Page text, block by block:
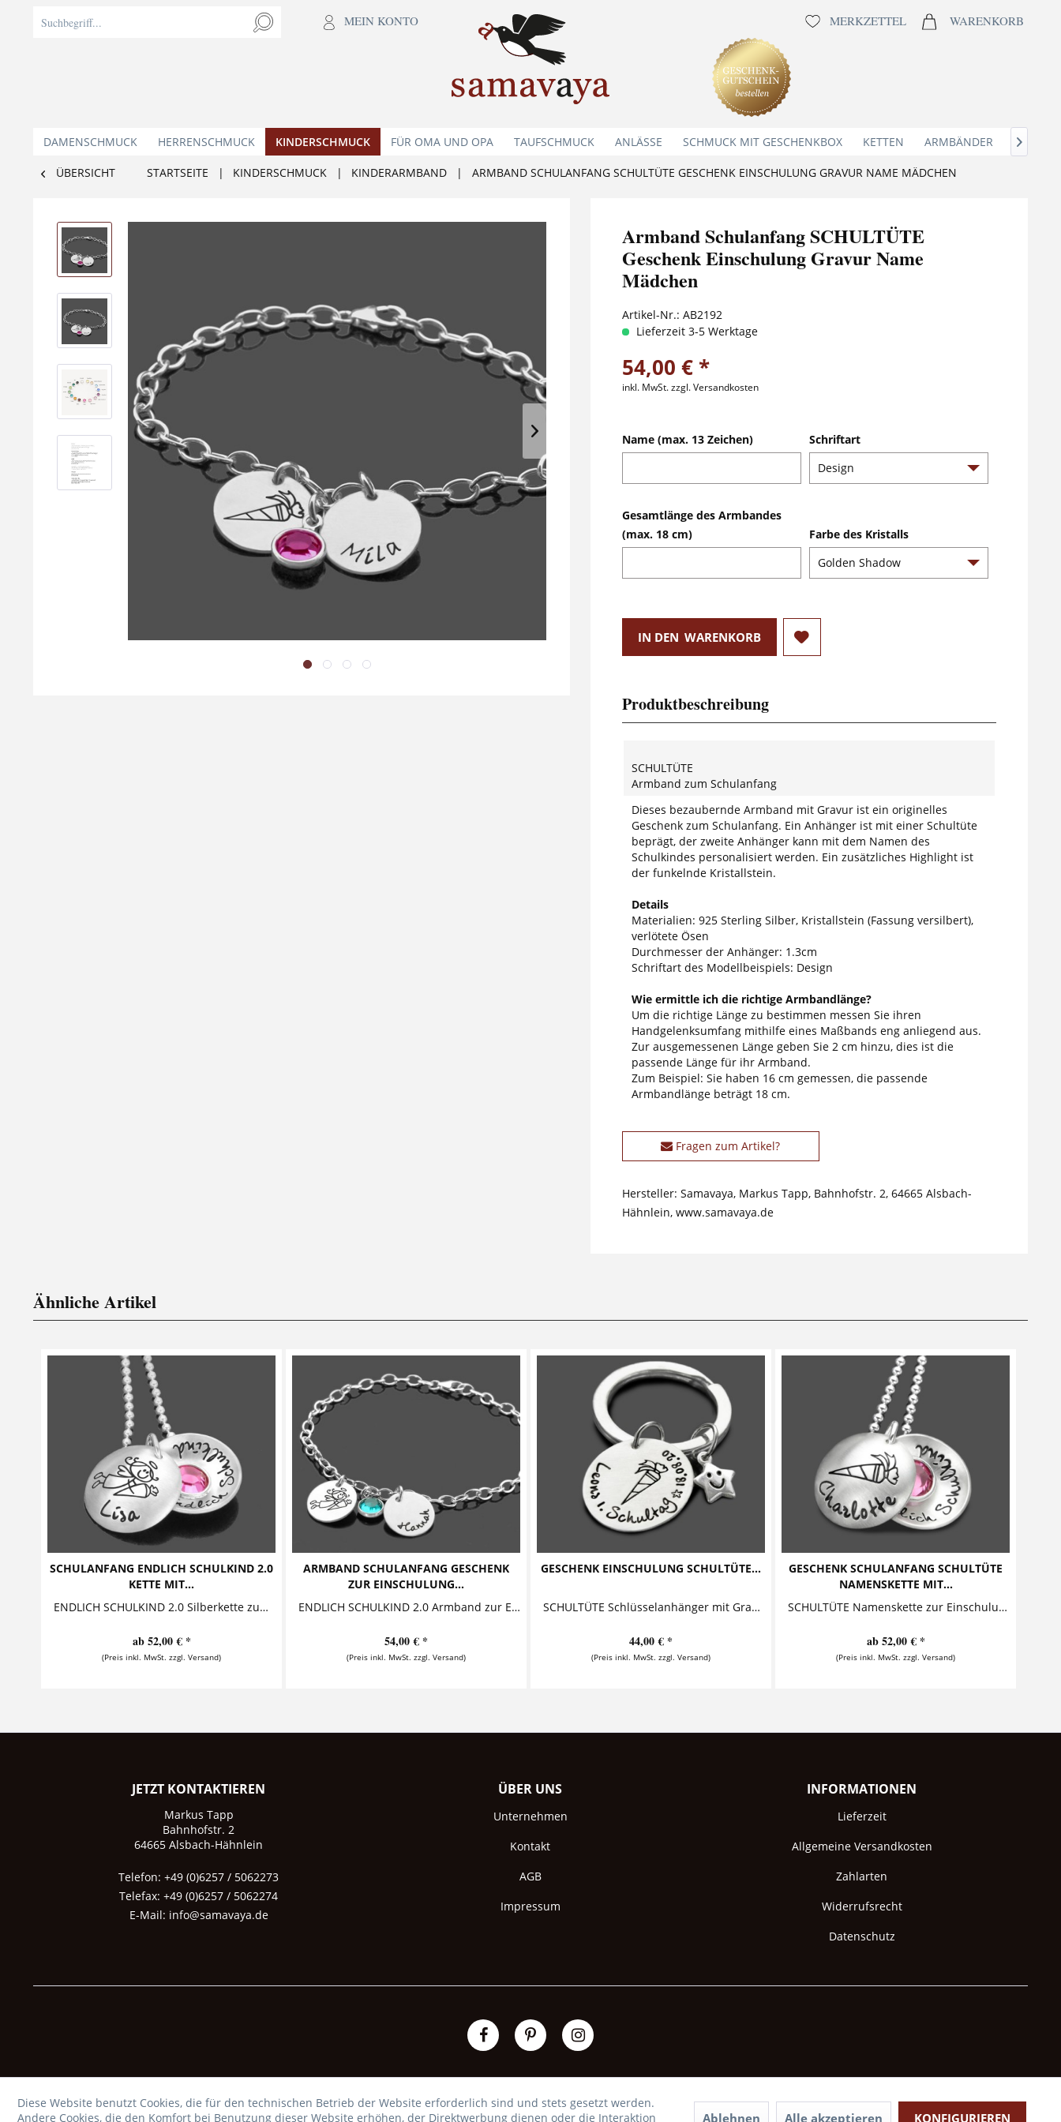
MEIN KONTO MERKZETTEL WARENKORB
DAMENSCHMUCK HERRENSCHMUCK KINDERSCHMUCK FÜR OMA UND OPA TAUFSCHMUCK ANLÄSSE SCHMUCK MIT GESCHENKBOX KETTEN ARMBÄNDER 
ÜBERSICHT STARTSEITE | KINDERSCHMUCK | KINDERARMBAND | ARMBAND SCHULANFANG SCHULTÜTE GESCHENK EINSCHULUNG GRAVUR NAME MÄDCHEN
Armband Schulanfang SCHULTÜTE
Geschenk Einschulung Gravur Name
Mädchen
Artikel-Nr.: AB2192
Lieferzeit 3-5 Werktage
54,00 € *
inkl. MwSt.zzgl. Versandkosten
Name (max. 13 Zeichen) Schriftart
Gesamtlänge des Armbandes
(max. 18 cm)
Farbe des Kristalls
IN DEN WARENKORB
Produktbeschreibung
SCHULTÜTE
Armband zum Schulanfang
Dieses bezaubernde Armband mit Gravur ist ein originelles
Geschenk zum Schulanfang. Ein Anhänger ist mit einer Schultüte
beprägt, der zweite Anhänger kann mit dem Namen des
Schulkindes personalisiert werden. Ein zusätzliches Highlight ist
der funkelnde Kristallstein.
Details
Materialien: 925 Sterling Silber, Kristallstein (Fassung versilbert),
verlötete Ösen
Durchmesser der Anhänger: 1.3cm
Schriftart des Modellbeispiels: Design
Wie ermittle ich die richtige Armbandlänge?
Um die richtige Länge zu bestimmen messen Sie ihren
Handgelenksumfang mithilfe eines Maßbands eng anliegend aus.
Zur ausgemessenen Länge geben Sie 2 cm hinzu, dies ist die
passende Länge für ihr Armband.
Zum Beispiel: Sie haben 16 cm gemessen, die passende
Armbandlänge beträgt 18 cm.
Fragen zum Artikel?
Hersteller: Samavaya, Markus Tapp, Bahnhofstr. 2, 64665 Alsbach-
Hähnlein, www.samavaya.de
Ähnliche Artikel
SCHULANFANG ENDLICH SCHULKIND 2.0
KETTE MIT...
ENDLICH SCHULKIND 2.0 Silberkette zum Schulanfang Diese bezaubernde Namenskette zum Schulanfang mit Gravur aus 925 Sterling Silber besteht aus einem personalisierten Anhänger, in...
ab 52,00 € *
(Preis inkl. MwSt. zzgl. Versand)
ARMBAND SCHULANFANG GESCHENK
ZUR EINSCHULUNG...
ENDLICH SCHULKIND 2.0 Armband zur Einschulung Dieses bezaubernde Namensarmband mit Gravur ist ein süßes Geschenk zum Schulanfang. Auf einem der Anhänger ist ein niedlicher Schutzengel...
54,00 € *
(Preis inkl. MwSt. zzgl. Versand)
GESCHENK EINSCHULUNG SCHULTÜTE...
SCHULTÜTE Schlüsselanhänger mit Gravur zum Schulanfang Dieser niedliche Schlüsselanhänger mit Gravur ist das perfekte Geschenk zum Schulanfang. Der Anhänger mit geprägtem...
44,00 € *
(Preis inkl. MwSt. zzgl. Versand)
GESCHENK SCHULANFANG SCHULTÜTE
NAMENSKETTE MIT...
SCHULTÜTE Namenskette zur Einschulung Diese zauberhafte Namenskette mit Gravur aus 925 Sterling Silber ist ein besonderes Geschenk zur Einschulung. Der Anhänger ist mit einer Schultüte...
ab 52,00 € *
(Preis inkl. MwSt. zzgl. Versand)
JETZT KONTAKTIEREN
Markus Tapp
Bahnhofstr. 2
64665 Alsbach-Hähnlein
Telefon: +49 (0)6257 / 5062273
Telefax: +49 (0)6257 / 5062274
E-Mail: info@samavaya.de
ÜBER UNS
Unternehmen
Kontakt
AGB
Impressum
INFORMATIONEN
Lieferzeit
Allgemeine Versandkosten
Zahlarten
Widerrufsrecht
Datenschutz
Diese Website benutzt Cookies, die für den technischen Betrieb der Website erforderlich sind und stets gesetzt werden.
Andere Cookies, die den Komfort bei Benutzung dieser Website erhöhen, der Direktwerbung dienen oder die Interaktion
Ablehnen Alle akzeptieren KONFIGURIEREN